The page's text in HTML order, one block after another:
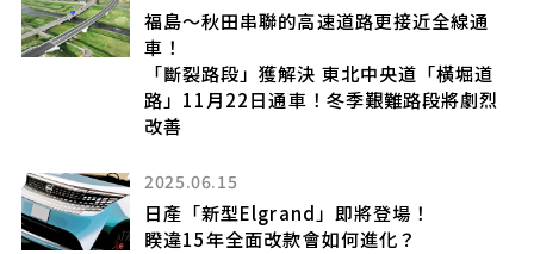
更接近全線通
艱難路段將劇烈
登場！
進化？
三菱 新型「Delica Mini」
草地、泥地與砂礫路都能馳
力體驗
V8引擎與高性能煞車系統，
感的「特別紅色內裝」這就